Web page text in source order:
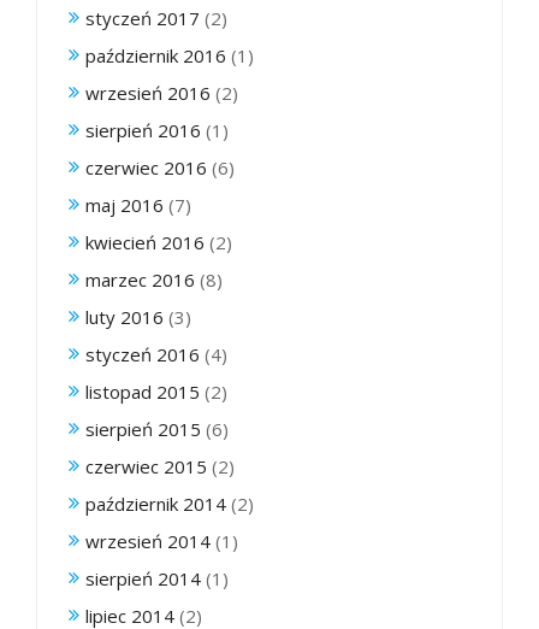
styczeń 2017 (2)
październik 2016 (1)
wrzesień 2016 (2)
sierpień 2016 (1)
czerwiec 2016 (6)
maj 2016 (7)
kwiecień 2016 (2)
marzec 2016 (8)
luty 2016 (3)
styczeń 2016 (4)
listopad 2015 (2)
sierpień 2015 (6)
czerwiec 2015 (2)
październik 2014 (2)
wrzesień 2014 (1)
sierpień 2014 (1)
lipiec 2014 (2)